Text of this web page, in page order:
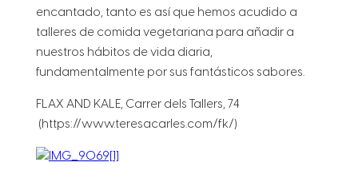
encantado, tanto es así que hemos acudido a
talleres de comida vegetariana para añadir a
nuestros hábitos de vida diaria,
fundamentalmente por sus fantásticos sabores.
FLAX AND KALE, Carrer dels Tallers, 74
(https://www.teresacarles.com/fk/)